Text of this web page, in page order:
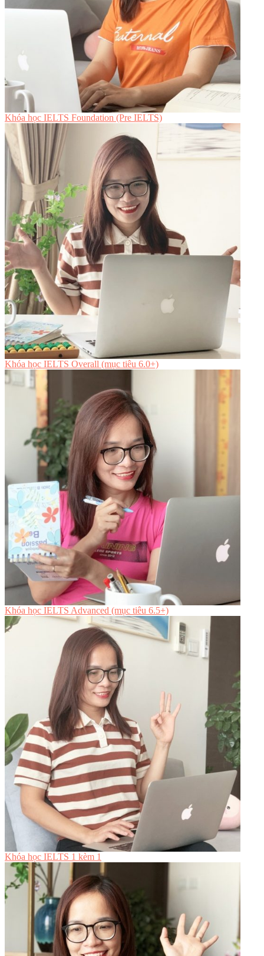
Khóa học IELTS Foundation (Pre IELTS)
Khóa học IELTS Overall (mục tiêu 6.0+)
Khóa học IELTS Advanced (mục tiêu 6.5+)
Khóa học IELTS 1 kèm 1